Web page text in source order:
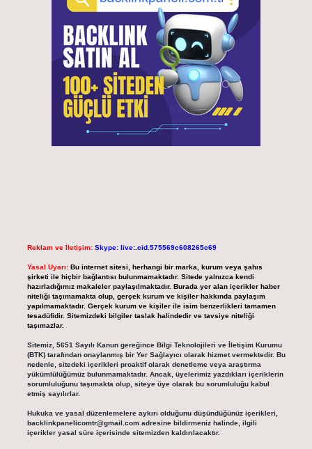
Reklam ve İletişim: Skype: live:.cid.575569c608265c69
Yasal Uyarı: Bu internet sitesi, herhangi bir marka, kurum veya şahıs
şirketi ile hiçbir bağlantısı bulunmamaktadır. Sitede yalnızca kendi
hazırladığımız makaleler paylaşılmaktadır. Burada yer alan içerikler haber
niteliği taşımamakta olup, gerçek kurum ve kişiler hakkında paylaşım
yapılmamaktadır. Gerçek kurum ve kişiler ile isim benzerlikleri tamamen
tesadüfidir. Sitemizdeki bilgiler taslak halindedir ve tavsiye niteliği
taşımazlar.
Sitemiz, 5651 Sayılı Kanun gereğince Bilgi Teknolojileri ve İletişim Kurumu
(BTK) tarafından onaylanmış bir Yer Sağlayıcı olarak hizmet vermektedir. Bu
nedenle, sitedeki içerikleri proaktif olarak denetleme veya araştırma
yükümlülüğümüz bulunmamaktadır. Ancak, üyelerimiz yazdıkları içeriklerin
sorumluluğunu taşımakta olup, siteye üye olarak bu sorumluluğu kabul
etmiş sayılırlar.
Hukuka ve yasal düzenlemelere aykırı olduğunu düşündüğünüz içerikleri,
backlinkpanelicomtr@gmail.comadresine bildirmeniz halinde, ilgili
içerikler yasal süre içerisinde sitemizden kaldırılacaktır.